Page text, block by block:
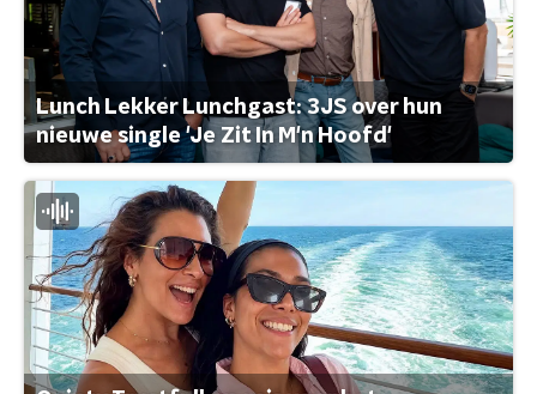
Lunch Lekker Lunchgast: 3JS over hun
nieuwe single 'Je Zit In M'n Hoofd'